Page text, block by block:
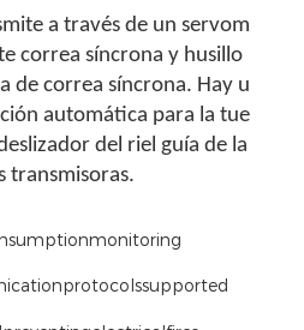
a través de un servom
correa síncrona y husillo
de correa síncrona. Hay u
automática para la tue
del riel guía de la
transmisoras.